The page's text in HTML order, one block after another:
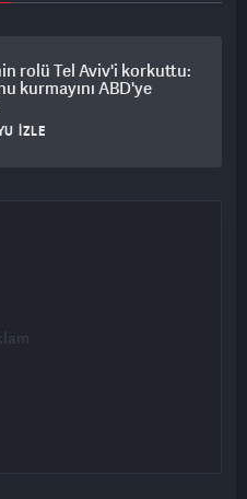
rolü Tel Aviv'i korkuttu:
kurmayını ABD'ye
İZLE